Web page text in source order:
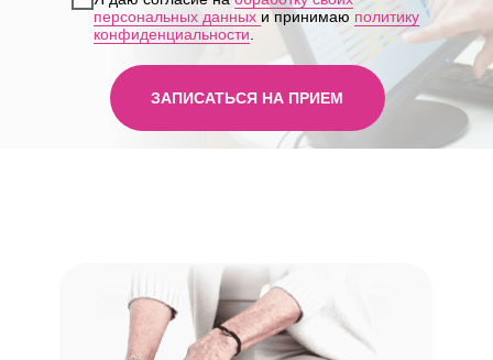
персональных данных и принимаюполитику
конфиденциальности
ЗАПИСАТЬСЯ НА ПРИЕМ